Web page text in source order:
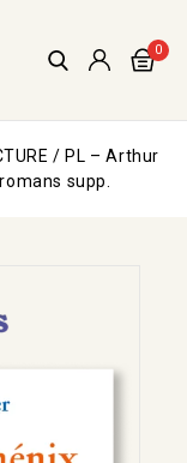
0
/ PL – Arthur
supp.